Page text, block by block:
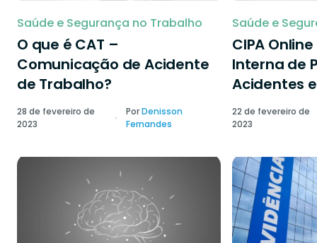
Saúde e Segurança no Trabalho
O que é CAT –
Comunicação de Acidente
de Trabalho?
28 de fevereiro de
2023
PorDenisson
Fernandes
Saúde e
CIPA
Interna de
Acidentes
22 de fevereiro de
2023